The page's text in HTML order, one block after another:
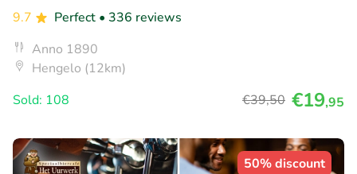
9.7
Perfect • 336 reviews
Anno 1890
Hengelo (12km)
Sold: 108
€39,50 €19,95
50% discount